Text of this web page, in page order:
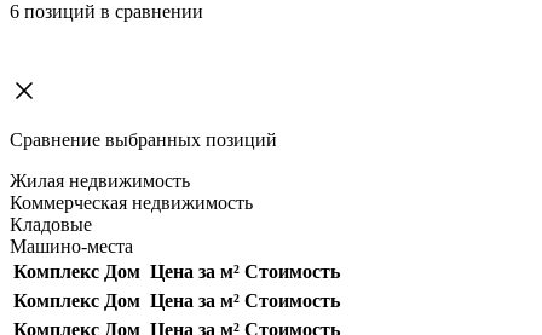
6 позиций в сравнении
Сравнение выбранных позиций
Жилая недвижимость
Коммерческая недвижимость
Кладовые
Машино-места
Комплекс Дом Цена за м² Стоимость
Комплекс Дом Цена за м² Стоимость
Комплекс Дом Цена за м² Стоимость